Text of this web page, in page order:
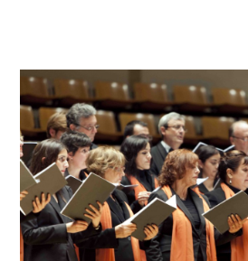
Pruebas
de
Acceso
Enero
2015